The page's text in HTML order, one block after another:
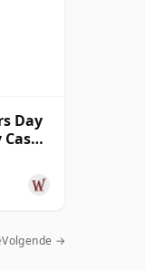
Day
Cask
Volgende →